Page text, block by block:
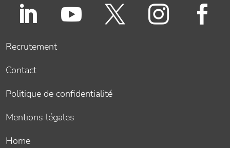
    
Recrutement
Contact
Politique de confidentialité
Mentions légales
Home